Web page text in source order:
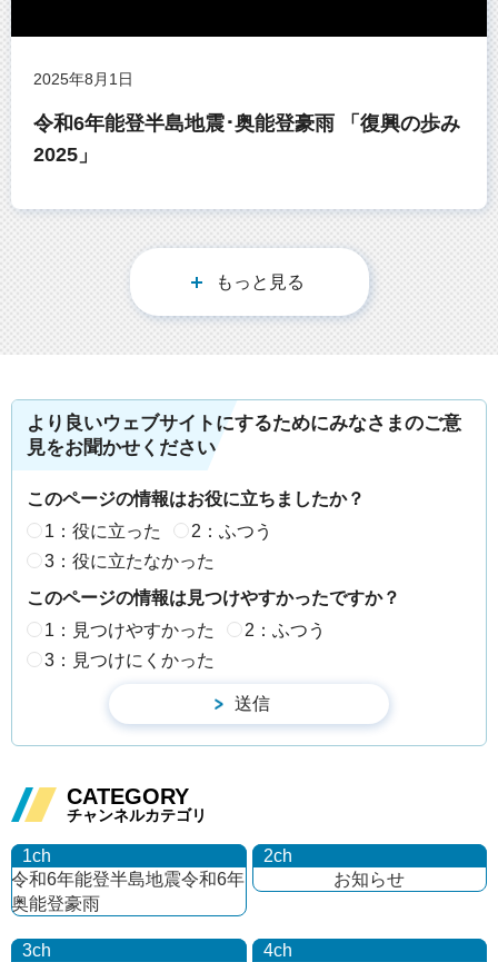
2025年8月1日
令和6年能登半島地震･奥能登豪雨 「復興の歩み
2025」
もっと見る
より良いウェブサイトにするためにみなさまのご意
見をお聞かせください
このページの情報はお役に立ちましたか？
1：役に立った
2：ふつう
3：役に立たなかった
このページの情報は見つけやすかったですか？
1：見つけやすかった
2：ふつう
3：見つけにくかった
CATEGORY
チャンネルカテゴリ
1ch
令和6年能登半島地震令和6年
奥能登豪雨
2ch
お知らせ
3ch
4ch